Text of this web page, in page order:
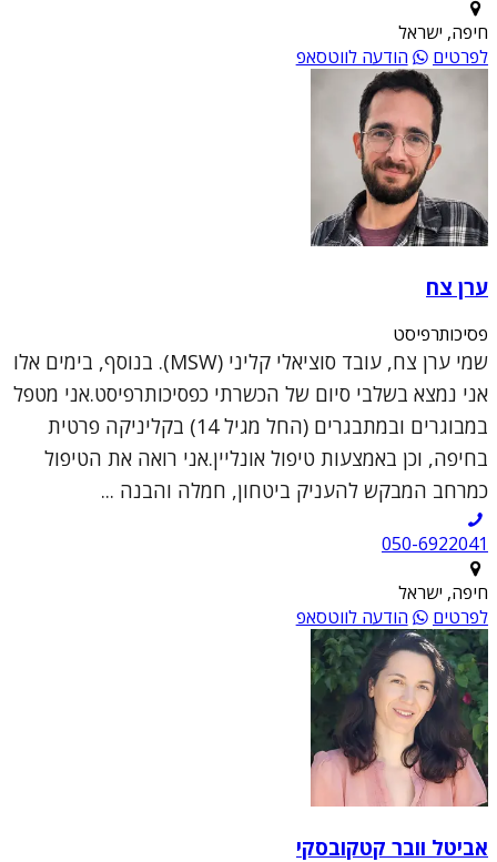
חיפה, ישראל
לפרטים
הודעה לווטסאפ
ערן צח
פסיכותרפיסט
שמי ערן צח, עובד סוציאלי קליני (MSW). בנוסף, בימים אלו
אני נמצא בשלבי סיום של הכשרתי כפסיכותרפיסט.אני מטפל
במבוגרים ובמתבגרים (החל מגיל 14) בקליניקה פרטית
בחיפה, וכן באמצעות טיפול אונליין.אני רואה את הטיפול
כמרחב המבקש להעניק ביטחון, חמלה והבנה ...
050-6922041
חיפה, ישראל
לפרטים
הודעה לווטסאפ
אביטל וובר קטקובסקי